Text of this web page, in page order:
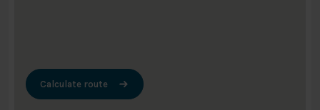
Calculate route